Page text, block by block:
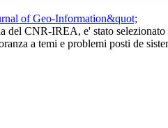
CNR-IREA, e' stato
a temi e problemi posti de